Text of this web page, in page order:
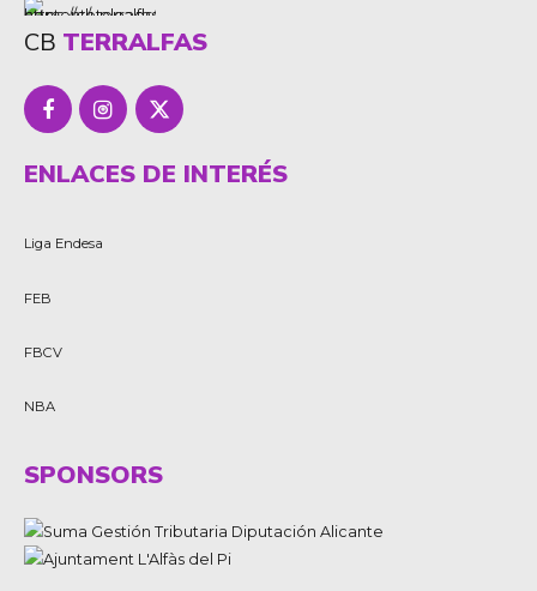
CB TERRALFAS
ENLACES DE INTERÉS
Liga Endesa
FEB
FBCV
NBA
SPONSORS